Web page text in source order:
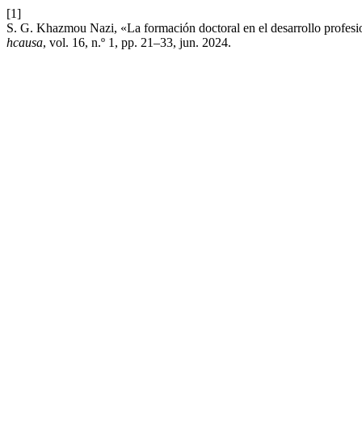
[1]
S. G. Khazmou Nazi, «La formación doctoral en el desarrollo
hcausa, vol. 16, n.º 1, pp. 21–33, jun. 2024.